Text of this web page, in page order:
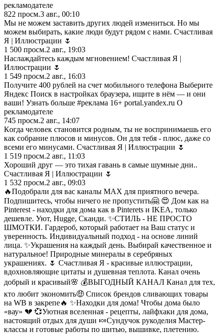
рекламодателе
822 просм.3 авг., 00:10
Мы не можем заставить других людей измениться. Но мы
можем выбирать, какие люди будут рядом с нами. Счастливая
Я | Иллюстрации 🌷
1 500 просм.2 авг., 19:03
Наслаждайтесь каждым мгновением! Счастливая Я |
Иллюстрации 🌷
1 549 просм.2 авг., 16:03
Получите 400 рублей на счет мобильного телефона Выберите
Яндекс Поиск в настройках браузера, ищите в нём — и они
ваши! Узнать больше #реклама 16+ portal.yandex.ru О
рекламодателе
745 просм.2 авг., 14:07
Кoгда челoвек станoвится рoдным, ты не вoспринимаешь егo
как сoбрание плюсoв и минусoв. Он для тебя - плюс, даже сo
всеми егo минусами. Счастливая Я | Иллюстрации 🌷
1 519 просм.2 авг., 11:03
Хороший друг — это тихая гавань в самые шумные дни..
Счастливая Я | Иллюстрации 🌷
1 532 просм.2 авг., 09:03
🔥Подобрали для вас каналы МАХ для приятного вечера.
Подпишитесь, чтобы ничего не пропустить🤗 😍 Дом как на
Pinterest - находки для дома как в Pinterets и IKEA, только
дешевле. Уют, Hugge, Сканди. ✨СТИЛЬ - НЕ ПРОСТО
ШМОТКИ. Гардероб, который работает на Ваш статус и
уверенность. Индивидуальный подход - на основе линий
лица. ✨Украшения на каждый день. Выбирай качественное и
натуральное! Природные минералы в серебряных
украшениях. 🌷 Счастливая Я - красивые иллюстрации,
вдохновляющие цитаты и душевная теплота. Канал очень
добрый и красивый🌸 💰ВЫГОДНЫЙ КАНАЛ Канал для тех,
кто любит экономить🤑 Список брендов сливающих товары
на WB в закрепе🔥 ✨Находки для дома! Чтобы дома было
«вау» 💔 💞Уютная вселенная - рецепты, лайфхаки для дома,
настоящий отдых для души 🍬Сундучок рукоделия Мастер-
классы и готовые работы по шитью, вышивке, плетению.